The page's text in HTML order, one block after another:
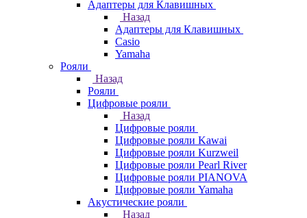
Адаптеры для Клавишных
Назад
Адаптеры для Клавишных
Casio
Yamaha
Рояли
Назад
Рояли
Цифровые рояли
Назад
Цифровые рояли
Цифровые рояли Kawai
Цифровые рояли Kurzweil
Цифровые рояли Pearl River
Цифровые рояли PIANOVA
Цифровые рояли Yamaha
Акустические рояли
Назад